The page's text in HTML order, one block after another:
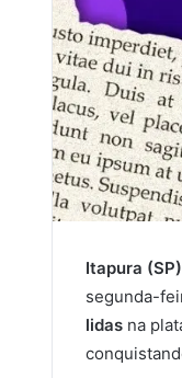
Itapura
segunda-
lidas na